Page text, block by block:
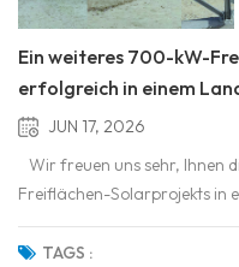
Ein weiteres 700-kW-
erfolgreich in einem
Seidenstraße installiert
JUN 17, 2026
Wir freuen uns sehr, Ihnen
Freiflächen-Solarprojekts in
mitteilen zu können, bei dem
TAGS :